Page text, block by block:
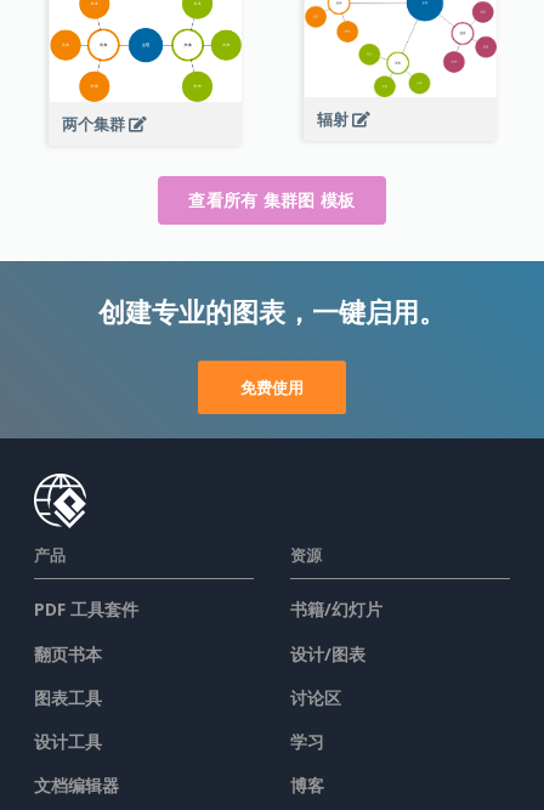
辐射
两个集群
查看所有 集群图 模板
创建专业的图表，一键启用。
免费使用
产品
PDF 工具套件
翻页书本
图表工具
设计工具
文档编辑器
资源
书籍/幻灯片
设计/图表
讨论区
学习
博客